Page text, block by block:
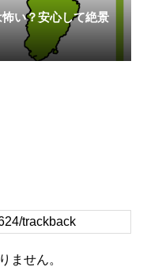
い？安心して絶景
ません。